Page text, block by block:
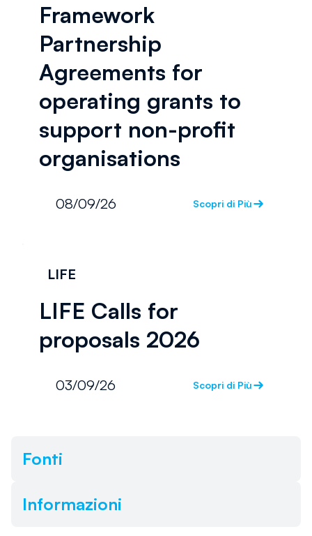
Fonti
Informazioni
Framework
Partnership
Agreements for
operating grants to
support non-profit
organisations
08/09/26 Scopri di Più
LIFE
LIFE Calls for
proposals 2026
03/09/26 Scopri di Più